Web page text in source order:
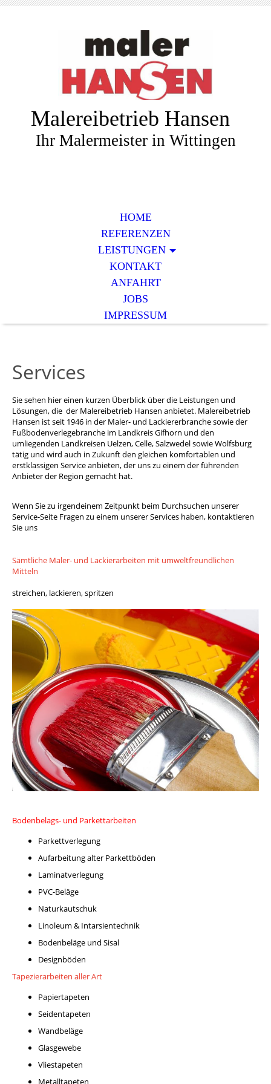
Malereibetrieb Hansen
Ihr Malermeister in Wittingen
HOME
REFERENZEN
LEISTUNGEN
KONTAKT
ANFAHRT
JOBS
IMPRESSUM
Services
Sie sehen hier einen kurzen Überblick über die Leistungen und
Lösungen, die der Malereibetrieb Hansen anbietet. Malereibetrieb
Hansen ist seit 1946 in der Maler- und Lackiererbranche sowie der
Fußbodenverlegebranche im Landkreis Gifhorn und den
umliegenden Landkreisen Uelzen, Celle, Salzwedel sowie Wolfsburg
tätig und wird auch in Zukunft den gleichen komfortablen und
erstklassigen Service anbieten, der uns zu einem der führenden
Anbieter der Region gemacht hat.
Wenn Sie zu irgendeinem Zeitpunkt beim Durchsuchen unserer
Service-Seite Fragen zu einem unserer Services haben, kontaktieren
Sie uns
Sämtliche Maler- und Lackierarbeiten mit umweltfreundlichen
Mitteln
streichen, lackieren, spritzen
Bodenbelags- und Parkettarbeiten
Parkettverlegung
Aufarbeitung alter Parkettböden
Laminatverlegung
PVC-Beläge
Naturkautschuk
Linoleum & Intarsientechnik
Bodenbeläge und Sisal
Designböden
Tapezierarbeiten aller Art
Papiertapeten
Seidentapeten
Wandbeläge
Glasgewebe
Vliestapeten
Metalltapeten